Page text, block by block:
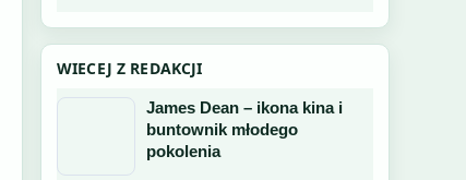
WIECEJ Z REDAKCJI
James Dean – ikona kina i
buntownik młodego
pokolenia